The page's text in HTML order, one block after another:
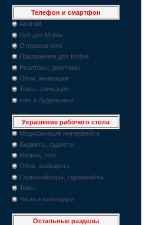
Телефон и смартфон
Android
Soft для Mobile
Отправка sms
Приложения для Mobile
Реалтоны, рингтоны
Обои, анимация
Темы, анимация
sms и будильники
Украшение рабочего стола
Модификация интерфейса
Виджеты, гаджеты
Иконки, Icon
Обои, wallpapers
Скринсейверы, скринмейты
Темы
Часы и календари
Остальные разделы